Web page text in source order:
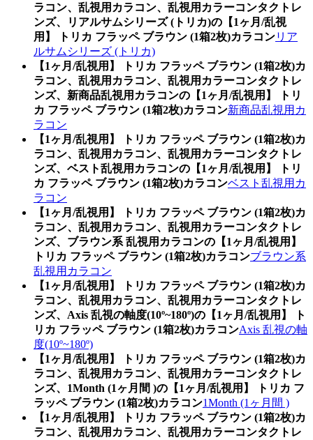
ラコン、乱視用カラコン、乱視用カラーコンタクトレ
ンズ、リアルサムシリーズ (トリカ)の【1ヶ月/乱視
用】 トリカ フラッペ ブラウン (1箱2枚)カラコンリア
ルサムシリーズ (トリカ)
【1ヶ月/乱視用】 トリカ フラッペ ブラウン (1箱2枚)カ
ラコン、乱視用カラコン、乱視用カラーコンタクトレ
ンズ、新商品乱視用カラコンの【1ヶ月/乱視用】 トリ
カ フラッペ ブラウン (1箱2枚)カラコン新商品乱視用カ
ラコン
【1ヶ月/乱視用】 トリカ フラッペ ブラウン (1箱2枚)カ
ラコン、乱視用カラコン、乱視用カラーコンタクトレ
ンズ、ベスト乱視用カラコンの【1ヶ月/乱視用】 トリ
カ フラッペ ブラウン (1箱2枚)カラコンベスト乱視用カ
ラコン
【1ヶ月/乱視用】 トリカ フラッペ ブラウン (1箱2枚)カ
ラコン、乱視用カラコン、乱視用カラーコンタクトレ
ンズ、ブラウン系 乱視用カラコンの【1ヶ月/乱視用】
トリカ フラッペ ブラウン (1箱2枚)カラコンブラウン系
乱視用カラコン
【1ヶ月/乱視用】 トリカ フラッペ ブラウン (1箱2枚)カ
ラコン、乱視用カラコン、乱視用カラーコンタクトレ
ンズ、Axis 乱視の軸度(10º~180º)の【1ヶ月/乱視用】 ト
リカ フラッペ ブラウン (1箱2枚)カラコンAxis 乱視の軸
度(10º~180º)
【1ヶ月/乱視用】 トリカ フラッペ ブラウン (1箱2枚)カ
ラコン、乱視用カラコン、乱視用カラーコンタクトレ
ンズ、1Month (1ヶ月間 )の【1ヶ月/乱視用】 トリカ フ
ラッペ ブラウン (1箱2枚)カラコン1Month (1ヶ月間 )
【1ヶ月/乱視用】 トリカ フラッペ ブラウン (1箱2枚)カ
ラコン、乱視用カラコン、乱視用カラーコンタクトレ